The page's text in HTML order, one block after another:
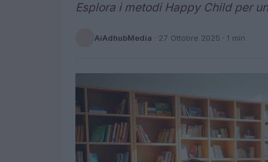
Esplora i metodi Happy Child per
AiAdhubMedia · 27 Ottobre 2025 · 1 min